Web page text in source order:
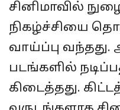
சினிமாவில்
நிகழ்ச்சியை
வாய்ப்பு வந்தது.
படங்களில்
கிடைத்தது.